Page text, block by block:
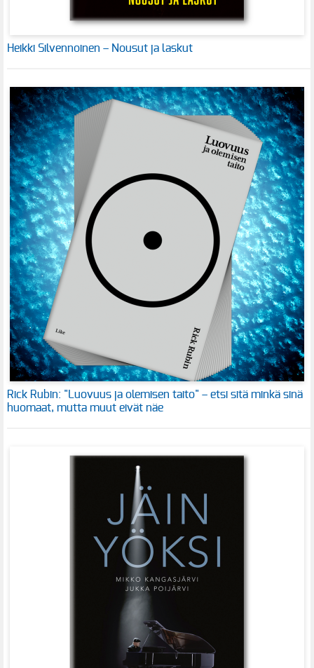
Heikki Silvennoinen – Nousut ja laskut
Rick Rubin: "Luovuus ja olemisen taito" – etsi sitä minkä sinä
huomaat, mutta muut eivät näe